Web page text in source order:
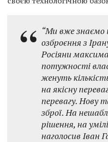
“Ми вже знаємо
озброєння з
Росіяни
потужності
женуть
на якісну
перевагу. Нову
зброї. На
рішення, на
наголосив Іван